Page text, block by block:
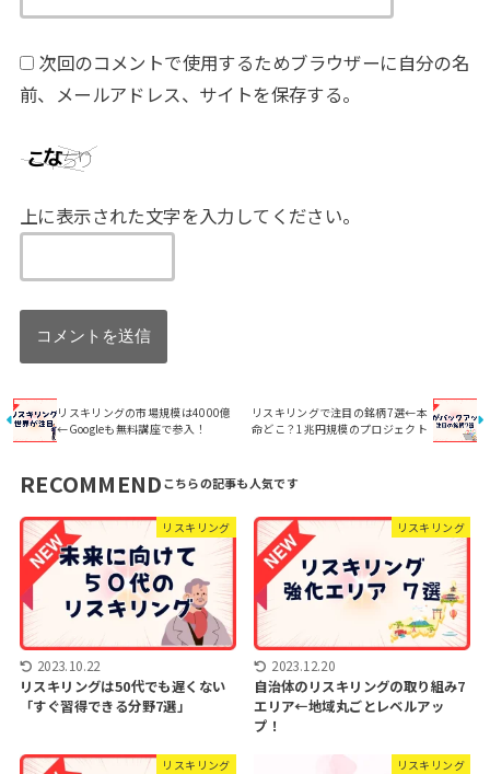
次回のコメントで使用するためブラウザーに自分の名
前、メールアドレス、サイトを保存する。
上に表示された文字を入力してください。
リスキリングの市場規模は4000億
←Googleも無料講座で参入！
リスキリングで注目の銘柄7選←本
命どこ？1兆円規模のプロジェクト
RECOMMEND
リスキリング
2023.10.22
リスキリングは50代でも遅くない
「すぐ習得できる分野7選」
リスキリング
2023.12.20
自治体のリスキリングの取り組み7
エリア←地域丸ごとレベルアッ
プ！
リスキリング リスキリング